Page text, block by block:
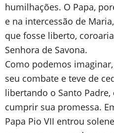
humilhações. O Papa,
e na intercessão de
que fosse liberto,
Senhora de Savona.
Como podemos
seu combate e teve de
libertando o Santo Padre,
cumprir sua promessa.
Papa Pio VII entrou